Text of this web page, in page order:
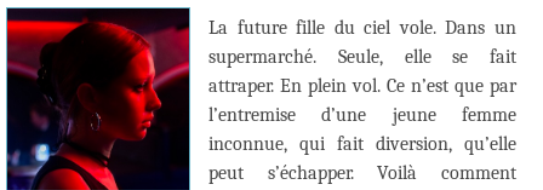
La future fille du ciel vole. Dans un
supermarché. Seule, elle se fait
attraper. En plein vol. Ce n’est que par
l’entremise d’une jeune femme
inconnue, qui fait diversion, qu’elle
peut s’échapper. Voilà comment